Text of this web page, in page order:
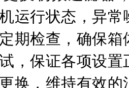
运行状态，异
期检查，确保
，保证各项设
换，维持有效